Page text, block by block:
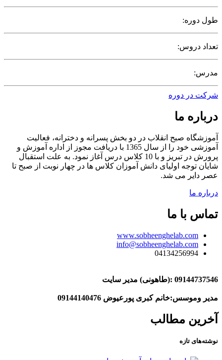
طول دوره:
تعداد دروس:
مدرس:
شرکت در دوره
درباره ما
آموزشگاه صبح انقلاب در دو بخش پسرانه و دخترانه، فعالیت
آموزشی خود را از سال 1365 با دریافت مجوز از اداره آموزش و
پرورش در تبریز و با 10 کلاس درس آغاز نمود. به علت استقبال
شایان توجه اولیای دانش آموزان کلاس ها در چهار نوبت از صبح تا
عصر دایر می شد.
درباره ما
تماس با ما
www.sobheenghelab.com
info@sobheenghelab.com
04134256994
09144737546 :(طاهونی) مدیر سایت
مدیر وموسس:خانم کبری پورعیوض 09144140476
آخرین مطالب
نوشته‌های تازه